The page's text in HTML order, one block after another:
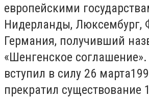
европейскими
Нидерланды, Люксембург,
Германия, получивший
«Шенгенское
вступил в силу 26
прекратил существование